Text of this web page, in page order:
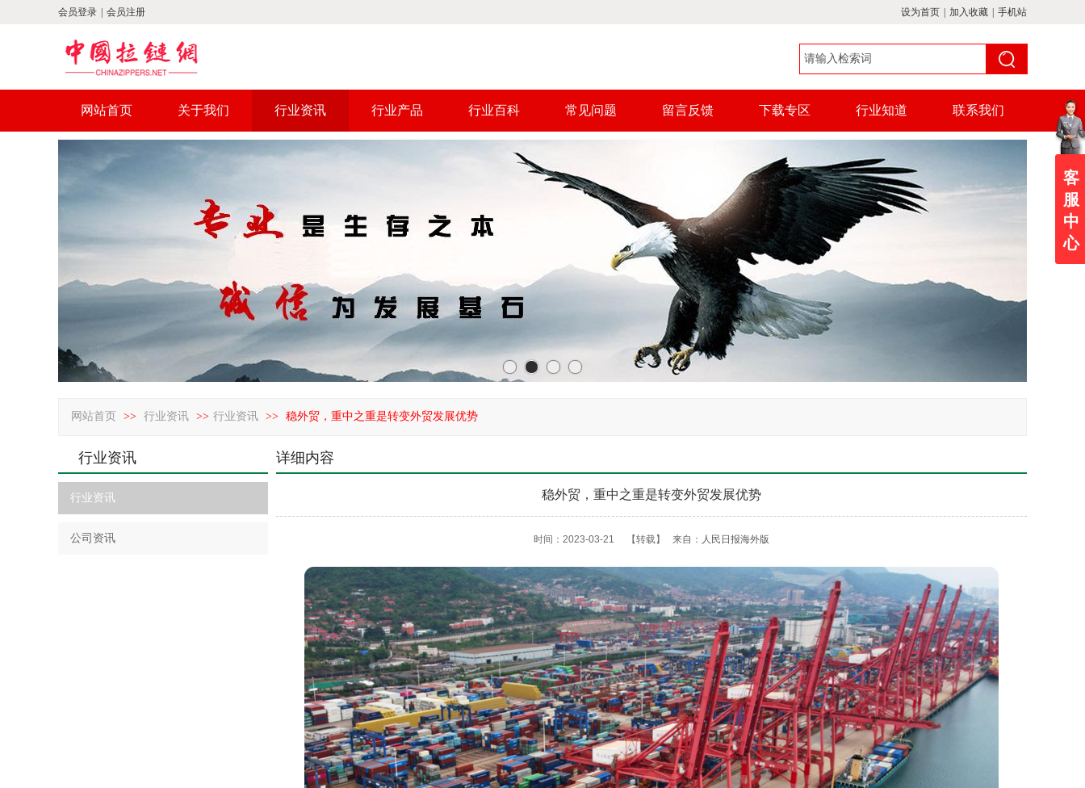
会员登录 会员注册 设为首页 加入收藏 手机站
网站首页 关于我们 行业资讯 行业产品 行业百科 常见问题 留言反馈 下载专区 行业知道 联系我们
网站首页 >> 行业资讯 >> 行业资讯 >> 稳外贸，重中之重是转变外贸发展优势
行业资讯
行业资讯
公司资讯
详细内容
稳外贸，重中之重是转变外贸发展优势
时间：2023-03-21 【转载】 来自： 人民日报海外版
客
服
中
心